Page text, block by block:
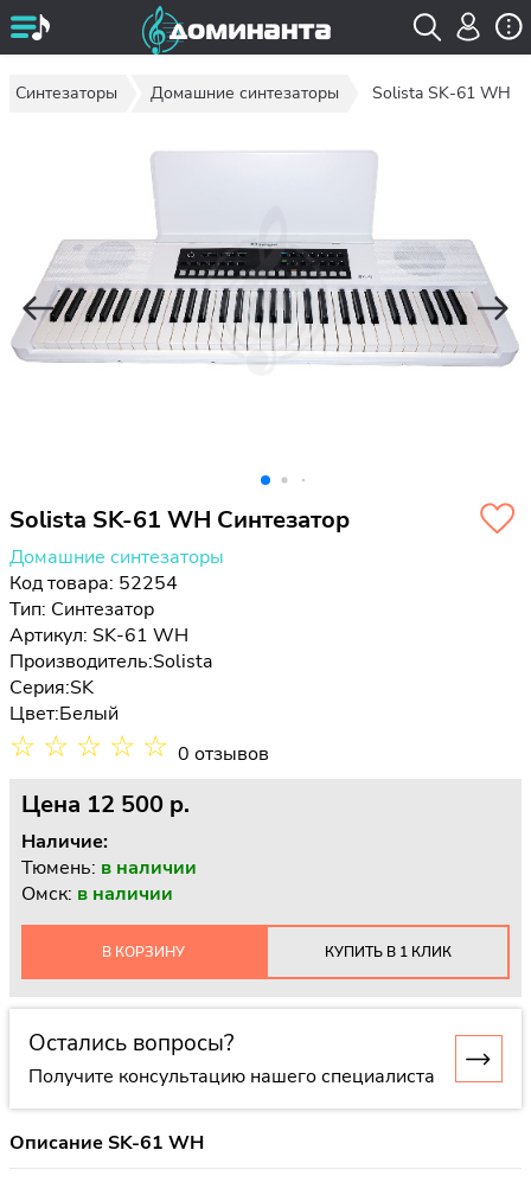
Синтезаторы Домашние синтезаторы Solista SK-61 WH
Solista SK-61 WH Синтезатор
Домашние синтезаторы
Код товара: 52254
Тип: Синтезатор
Артикул: SK-61 WH
Производитель:Solista
Серия:SK
Цвет:Белый
☆ ☆ ☆ ☆ ☆ 0 отзывов
Цена 12 500 p.
Наличие:
Тюмень: в наличии
Омск: в наличии
В КОРЗИНУ КУПИТЬ В 1 КЛИК
Остались вопросы?
Получите консультацию нашего специалиста
Описание SK-61 WH